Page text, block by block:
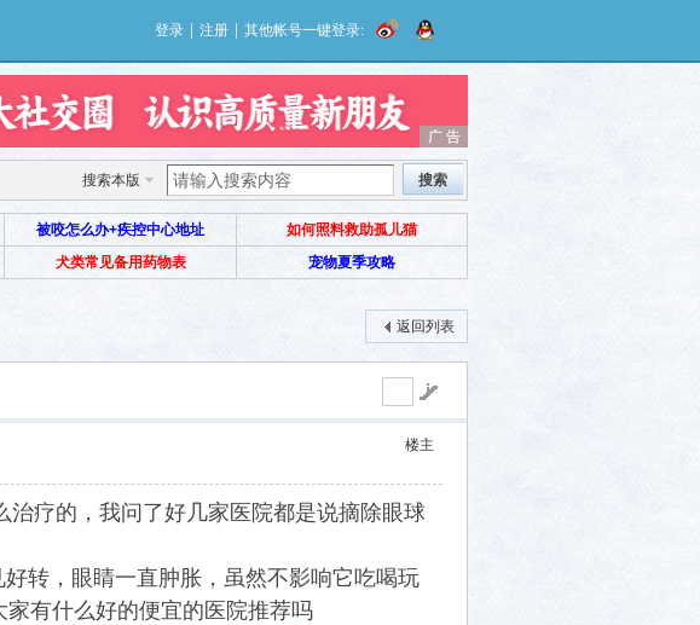
登录 注册 其他帐号一键登录:
广 告
广 告
搜索本版 搜索
被咬怎么办+疾控中心地址
如何照料救助孤儿猫
犬类常见备用药物表 宠物夏季攻略
返回列表
楼主
疗的，我问了好几家医院都是说摘除眼球
转，眼睛一直肿胀，虽然不影响它吃喝玩
有什么好的便宜的医院推荐吗